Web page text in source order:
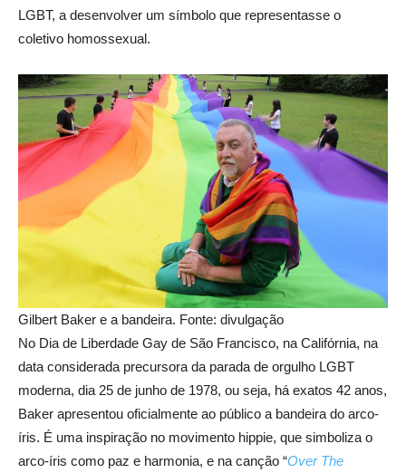
LGBT, a desenvolver um símbolo que representasse o
coletivo homossexual.
Gilbert Baker e a bandeira. Fonte: divulgação
No Dia de Liberdade Gay de São Francisco, na Califórnia, na
data considerada precursora da parada de orgulho LGBT
moderna, dia 25 de junho de 1978, ou seja, há exatos 42 anos,
Baker apresentou oficialmente ao público a bandeira do arco-
íris. É uma inspiração no movimento hippie, que simboliza o
arco-íris como paz e harmonia, e na canção “Over The